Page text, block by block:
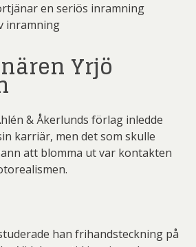
en seriös inramning
inramning
Yrjö
& Åkerlunds förlag inledde
karriär, men det som skulle
att blomma ut var kontakten
han frihandsteckning på